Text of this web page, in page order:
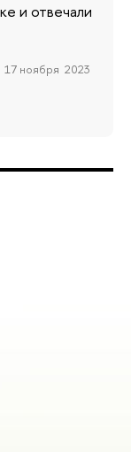
и отвечали
17 ноября 2023